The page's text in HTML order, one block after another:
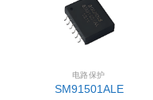
电路保护
SM91501ALE